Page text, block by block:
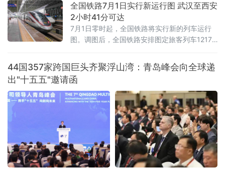
仪式上，2025年度活动成
全国铁路7月1日实行新运行图 武汉至西安
2小时41分可达
7月1日零时起，全国铁路将实行新的列车运行
图。调图后，全国铁路安排图定旅客列车12174
列，较现图增加111列，铁路客货运输能力、服
务品质和运行效率进一步提升。
44国357家跨国巨头齐聚浮山湾：青岛峰会向全球递
出"十五五"邀请函